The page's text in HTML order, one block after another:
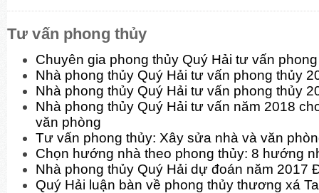
Tư vấn phong thủy
Chuyên gia phong thủy Quý Hải tư vấn
Nhà phong thủy Quý Hải tư vấn phong thủy
Nhà phong thủy Quý Hải tư vấn phong thủy
Nhà phong thủy Quý Hải tư vấn năm 2018
văn phòng
Tư vấn phong thủy: Xây sửa nhà và văn
Chọn hướng nhà theo phong thủy: 8 hướng
Nhà phong thủy Quý Hải dự đoán năm 2017
Quý Hải luận bàn về phong thủy thương xá